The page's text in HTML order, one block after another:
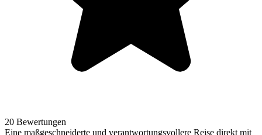
20 Bewertungen
Eine maßgeschneiderte und verantwortungsvollere Reise direkt mit